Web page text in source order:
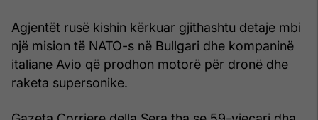
Agjentët rusë kishin kërkuar gjithashtu detaje mbi
një mision të NATO-s në Bullgari dhe kompaninë
italiane Avio që prodhon motorë për dronë dhe
raketa supersonike.